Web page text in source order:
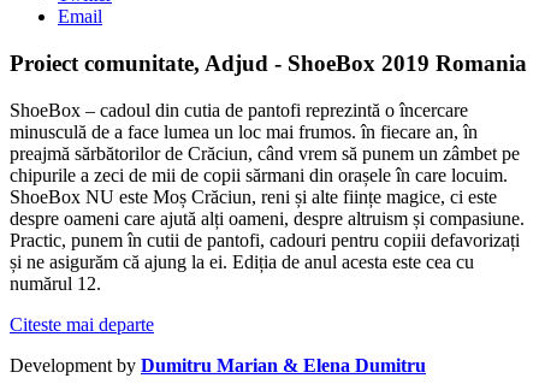
Email
Proiect comunitate, Adjud - ShoeBox 2019 Romania
ShoeBox – cadoul din cutia de pantofi reprezintă o încercare
minusculă de a face lumea un loc mai frumos. în fiecare an, în
preajmă sărbătorilor de Crăciun, când vrem să punem un zâmbet pe
chipurile a zeci de mii de copii sărmani din orașele în care locuim.
ShoeBox NU este Moș Crăciun, reni și alte ființe magice, ci este
despre oameni care ajută alți oameni, despre altruism și compasiune.
Practic, punem în cutii de pantofi, cadouri pentru copiii defavorizați
și ne asigurăm că ajung la ei. Ediția de anul acesta este cea cu
numărul 12.
Citeste mai departe
Development by Dumitru Marian & Elena Dumitru